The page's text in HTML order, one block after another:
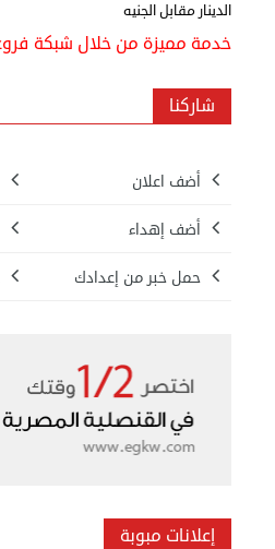
الدينار مقابل الجنيه
خدمة مميزة من خلال شبكة
شاركنا
أضف اعلان
أضف إهداء
حمل خبر من إعدادك
إعلانات مبوبة